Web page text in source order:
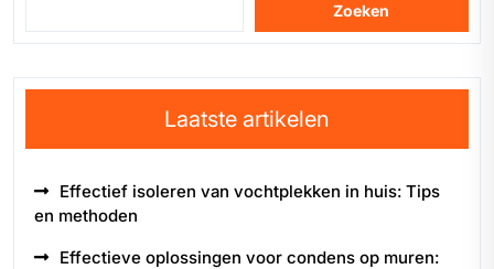
Zoeken
Laatste artikelen
Effectief isoleren van vochtplekken in huis: Tips
en methoden
Effectieve oplossingen voor condens op muren: